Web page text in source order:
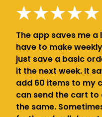
The app saves me
have to make
just save a basic
it the next week. It
add 60 items to my
can send the cart
the same.